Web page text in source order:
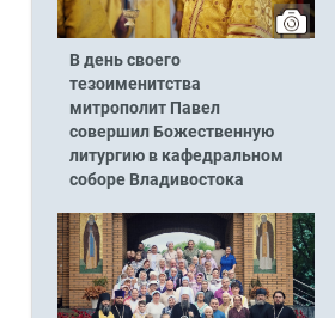
В день своего
тезоименитства
митрополит Павел
совершил Божественную
литургию в кафедральном
соборе Владивостока